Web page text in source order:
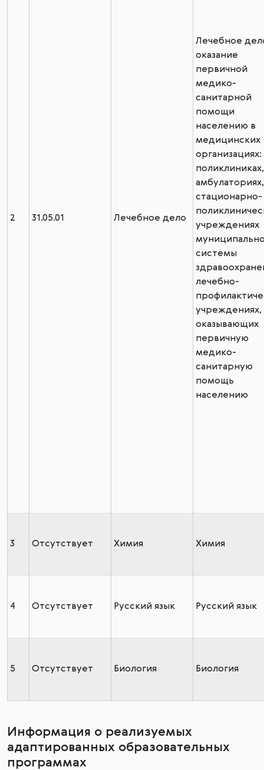
2 31.05.01 Лечебное дело
Лечебное
оказание
первичной
медико-
санитарной
помощи
населению в
медицинских
организациях:
поликлиниках,
амбулаториях,
стационарно-
учреждениях
системы
лечебно-
учреждениях,
оказывающих
первичную
медико-
санитарную
помощь
населению
3 Отсутствует Химия Химия
4 Отсутствует Русский язык Русский язык
5 Отсутствует Биология Биология
Информация о реализуемых
адаптированных образовательных
программах